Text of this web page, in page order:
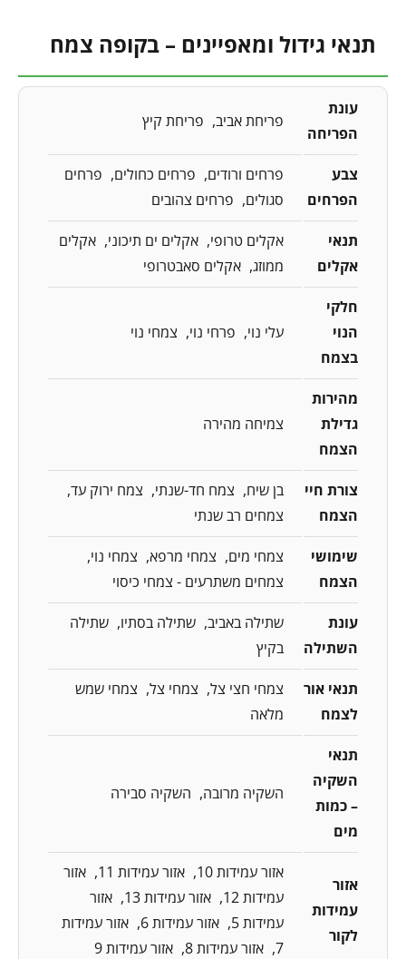
תנאי גידול ומאפיינים – בקופה צמח
עונת
הפריחה
פריחת אביב פריחת קיץ
צבע
הפרחים
פרחים ורודים פרחים כחולים
פרחים
סגולים
פרחים צהובים
תנאי
אקלים
אקלים טרופי אקלים ים תיכוני
אקלים
ממוזג אקלים סאבטרופי
חלקי
הנוי
בצמח
עלי נוי פרחי נוי צמחי נוי
מהירות
גדילת
הצמח
צמיחה מהירה
צורת חיי
הצמח
בן שיח צמח חד-שנתי
צמח ירוק עד
צמחים רב שנתי
שימושי
הצמח
צמחי מים צמחי מרפא
צמחי נוי
צמחים משתרעים - צמחי כיסוי
עונת
השתילה
שתילה באביב שתילה בסתיו
שתילה
בקיץ
תנאי אור
לצמח
צמחי חצי צל צמחי צל
צמחי שמש
מלאה
תנאי
השקיה
– כמות
מים
השקיה מרובה השקיה סבירה
אזור
עמידות
לקור
אזור עמידות 10 אזור עמידות 11
אזור
עמידות 12
אזור עמידות 13
אזור
עמידות 5
אזור עמידות 6
אזור עמידות
7 אזור עמידות 8 אזור עמידות 9